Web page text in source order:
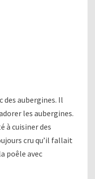
des aubergines. Il
les aubergines.
à cuisiner des
cru qu’il fallait
poêle avec